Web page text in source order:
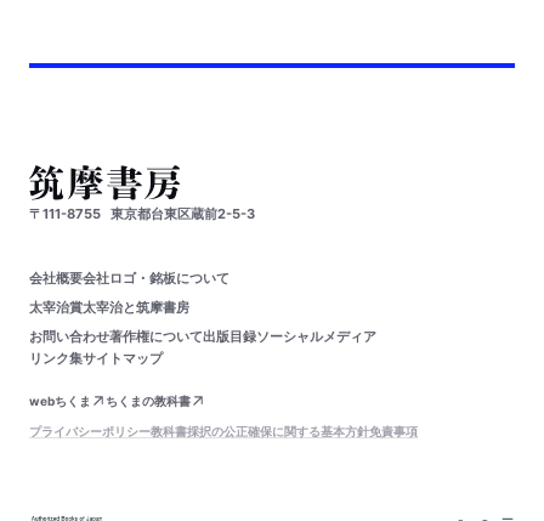
〒111-8755 東京都台東区蔵前2-5-3
会社概要会社ロゴ・銘板について
太宰治賞太宰治と筑摩書房
お問い合わせ著作権について出版目録ソーシャルメディア
リンク集サイトマップ
webちくま
ちくまの教科書
プライバシーポリシー教科書採択の公正確保に関する基本方針免責事項